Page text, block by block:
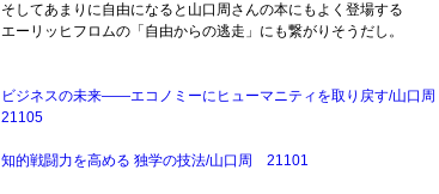
そしてあまりに自由になると山口周さんの本にもよく登場する
エーリッヒフロムの「自由からの逃走」にも繋がりそうだし。
ビジネスの未来――エコノミーにヒューマニティを取り戻す/山口
21105
知的戦闘力を高める 独学の技法/山口周 21101